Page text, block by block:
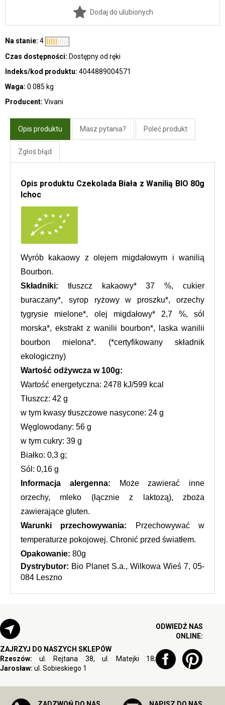
Dodaj do ulubionych
Na stanie: 4
Czas dostępności: Dostępny od ręki
Indeks/kod produktu: 4044889004571
Waga: 0.085 kg
Producent: Vivani
Opis produktu Masz pytania? Poleć produkt
Zgłoś błąd
Opis produktu Czekolada Biała z Wanilią BIO 80g
Ichoc
Wyrób kakaowy z olejem migdałowym i wanilią
Bourbon.
Składniki: tłuszcz kakaowy* 37 %, cukier
buraczany*, syrop ryżowy w proszku*, orzechy
tygrysie mielone*, olej migdałowy* 2,7 %, sól
morska*, ekstrakt z wanilii bourbon*, laska wanilii
bourbon mielona*. (*certyfikowany składnik
ekologiczny)
Wartość odżywcza w 100g:
Wartość energetyczna: 2478 kJ/599 kcal
Tłuszcz: 42 g
w tym kwasy tłuszczowe nasycone: 24 g
Węglowodany: 56 g
w tym cukry: 39 g
Białko: 0,3 g;
Sól: 0,16 g
Informacja alergenna:
Może zawierać inne
orzechy, mleko (łącznie z laktozą), zboża
zawierające gluten.
Warunki przechowywania: Przechowywać w
temperaturze pokojowej. Chronić przed światłem.
Opakowanie: 80g
Dystrybutor: Bio Planet S.a., Wilkowa Wieś 7, 05-
084 Leszno
ZAJRZYJ DO NASZYCH SKLEPÓW
Rzeszów: ul. Rejtana 38, ul. Matejki 18;
Jarosław: ul. Sobieskiego 1
ODWIEDŹ NAS
ONLINE: